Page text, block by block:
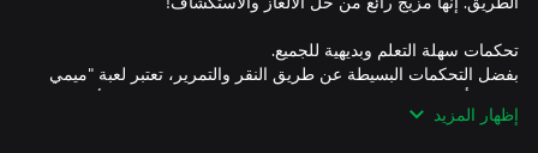
بفضل التحكمات البسيطة عن طريق النقر والتمرير، تعتبر لعبة "ميمي
القطة: أصدقاء جدد" متاحة وممتعة لجميع اللاعبين من جميع الأعمار.
سواء كنت تحرك الصناديق، أو تتسلقها، أو تفكر في كيفية تكديسها،
إظهار المزيد